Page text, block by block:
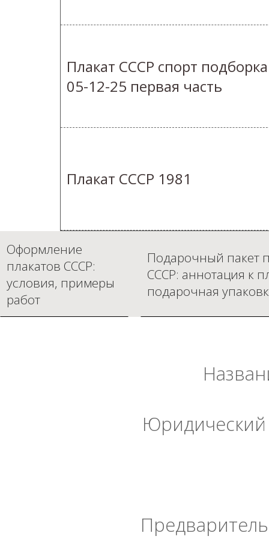
Плакат СССР спорт подборка
05-12-25 первая часть
Плакат СССР 1981
Оформление
плакатов СССР:
условия, примеры
работ
Подарочный пакет
СССР: аннотация к
подарочная